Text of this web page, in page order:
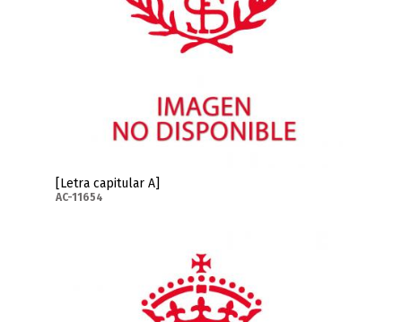
[Letra capitular A]
AC-11654